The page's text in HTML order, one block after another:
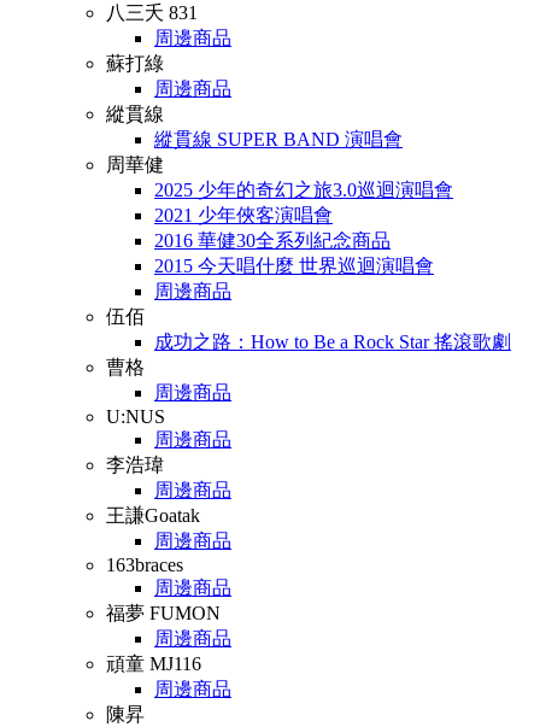
八三夭 831
周邊商品
蘇打綠
周邊商品
縱貫線
縱貫線 SUPER BAND 演唱會
周華健
2025 少年的奇幻之旅3.0巡迴演唱會
2021 少年俠客演唱會
2016 華健30全系列紀念商品
2015 今天唱什麼 世界巡迴演唱會
周邊商品
伍佰
成功之路：How to Be a Rock Star 搖滾歌劇
曹格
周邊商品
U:NUS
周邊商品
李浩瑋
周邊商品
王謙Goatak
周邊商品
163braces
周邊商品
福夢 FUMON
周邊商品
頑童 MJ116
周邊商品
陳昇